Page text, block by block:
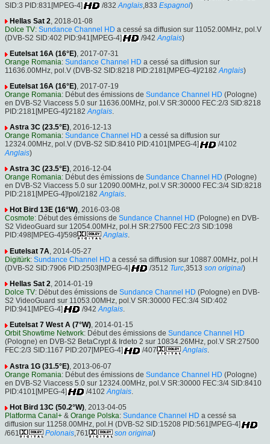
SID:3 PID:831[MPEG-4]
/832 Anglais ,833 Espagnol)
Hellas Sat 2, 2018-01-08
Dolce TV: Sundance Channel HD a cessé sa diffusion sur 11052.00MHz, pol.V
(DVB-S2 SID:402 PID:941[MPEG-4]
/942 Anglais)
Eutelsat 16A (16°E), 2017-07-31
Orange Romania: Sundance Channel HD a cessé sa diffusion sur
11636.00MHz, pol.V (DVB-S2 SID:8218 PID:2181[MPEG-4]/2182 Anglais)
Eutelsat 16A (16°E), 2017-07-19
Orange Romania: Début des émissions de Sundance Channel HD (Pologne)
en DVB-S2 Viaccess 5.0 sur 11636.00MHz, pol.V SR:30000 FEC:2/3 SID:8218
PID:2181[MPEG-4]/2182 Anglais.
Astra 3C (23.5°E), 2016-12-13
Orange Romania: Sundance Channel HD a cessé sa diffusion sur
12324.00MHz, pol.V (DVB-S2 SID:8410 PID:4101[MPEG-4]
/4102
Anglais)
Astra 3C (23.5°E) , 2016-12-04
Orange Romania: Début des émissions de Sundance Channel HD (Pologne)
en DVB-S2 Viaccess 5.0 sur 12090.00MHz, pol.V SR:30000 FEC:3/4 SID:8218
PID:2181[MPEG-4]!pol/2182 Anglais
Hot Bird 13E (16°W) , 2016-03-08
Cosmote: Début des émissions de Sundance Channel HD (Pologne) en DVB-
S2 VideoGuard sur 12054.00MHz, pol.H SR:27500 FEC:2/3 SID:1098
PID:498[MPEG-4]/598
Anglais
Eutelsat 7A , 2014-05-27
Digitürk: Sundance Channel HD a cessé sa diffusion sur 10887.00MHz, pol.H
(DVB-S2 SID:7906 PID:2503[MPEG-4]
/3512 Turc ,3513 son original)
Hellas Sat 2, 2014-01-19
Dolce TV: Début des émissions de Sundance Channel HD (Pologne) en DVB-
S2 VideoGuard sur 11053.00MHz, pol.V SR:30000 FEC:3/4 SID:402
PID:941[MPEG-4]
/942 Anglais.
Eutelsat 7 West A (7°W), 2014-01-15
Orbit Showtime Network: Début des émissions de Sundance Channel HD
(Pologne) en DVB-S2 BetaCrypt & Irdeto 2 sur 10834.26MHz, pol.V SR:27500
FEC:2/3 SID:1167 PID:207[MPEG-4]
/407 Anglais.
Astra 1G (31.5°E), 2013-06-07
Orange Romania: Début des émissions de Sundance Channel HD (Pologne)
en DVB-S2 Viaccess 5.0 sur 12324.00MHz, pol.V SR:30000 FEC:3/4 SID:8410
PID:4101[MPEG-4]
/4102 Anglais.
Hot Bird 13C (50.2°W), 2013-04-05
Platforma Canal+ & Orange Polska: Sundance Channel HD a cessé sa
diffusion sur 11258.00MHz, pol.H (DVB-S2 SID:15208 PID:561[MPEG-4]
/661
Polonais ,761 son original)